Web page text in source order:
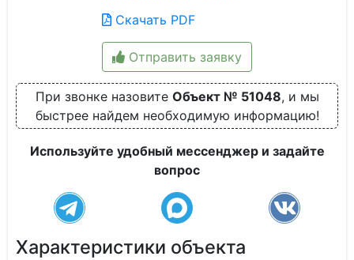
Скачать PDF
Отправить заявку
При звонке назовите Объект № 51048, и мы
быстрее найдем необходимую информацию!
Используйте удобный мессенджер и задайте
вопрос
Характеристики объекта